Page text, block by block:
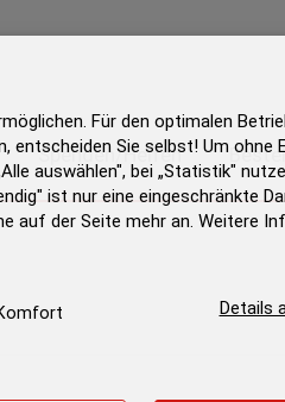
Spenden/Helfen
Für den optimalen
Sie selbst! Um ohne
auswählen", bei „Statistik"
ist nur eine eingeschränkte
auf der Seite mehr an. Weitere
Details